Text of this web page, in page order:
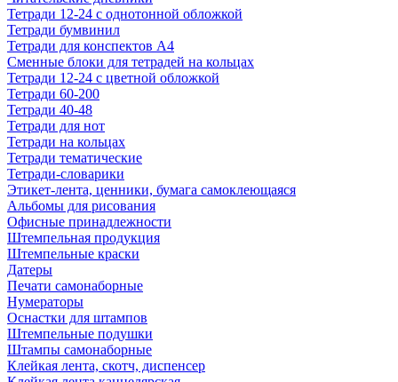
Тетради 12-24 с однотонной обложкой
Тетради бумвинил
Тетради для конспектов А4
Сменные блоки для тетрадей на кольцах
Тетради 12-24 с цветной обложкой
Тетради 60-200
Тетради 40-48
Тетради для нот
Тетради на кольцах
Тетради тематические
Тетради-словарики
Этикет-лента, ценники, бумага самоклеющаяся
Альбомы для рисования
Офисные принадлежности
Штемпельная продукция
Штемпельные краски
Датеры
Печати самонаборные
Нумераторы
Оснастки для штампов
Штемпельные подушки
Штампы самонаборные
Клейкая лента, скотч, диспенсер